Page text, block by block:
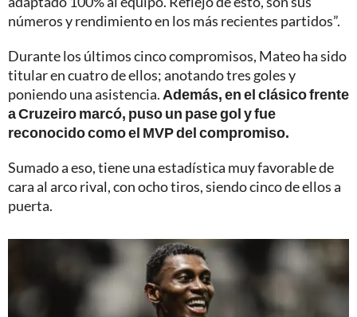
números y rendimiento en los más recientes partidos”.
Durante los últimos cinco compromisos, Mateo ha sido
titular en cuatro de ellos; anotando tres goles y
poniendo una asistencia. Además, en el clásico frente
a Cruzeiro marcó, puso un pase gol y fue
reconocido como el MVP del compromiso.
Sumado a eso, tiene una estadística muy favorable de
cara al arco rival, con ocho tiros, siendo cinco de ellos a
puerta.